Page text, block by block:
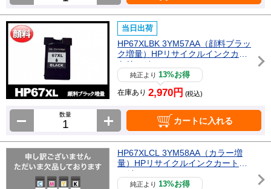
当日出荷
HP67XLBK 3YM57AA（顔料ブラッ
ク増量）HPリサイクルインクカー
トリッジ
純正より13%お得
在庫あり 2,970円 (税込)
数量
カートに入れる
HP67XLCL 3YM58AA（カラー増
量）HPリサイクルインクカートリ
ッジ
純正より13%お得